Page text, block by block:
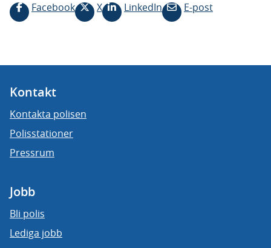
Facebook
X LinkedIn E-post
Kontakt
Kontakta polisen
Polisstationer
Pressrum
Jobb
Bli polis
Lediga jobb